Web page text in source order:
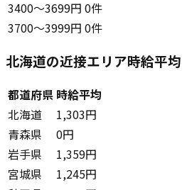
3400〜3699円 0件
3700〜3999円 0件
北海道の近接エリア時給平均
都道府県 時給平均
北海道
1,303円
青森県
0円
岩手県
1,359円
宮城県
1,245円